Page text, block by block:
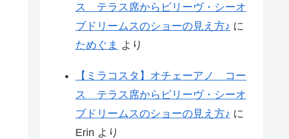
ス テラス席からビリーヴ・シーオ
ブドリームスのショーの見え方♪ に
ためぐま より
【ミラコスタ】オチェーアノ コー
ス テラス席からビリーヴ・シーオ
ブドリームスのショーの見え方♪ に
Erin より